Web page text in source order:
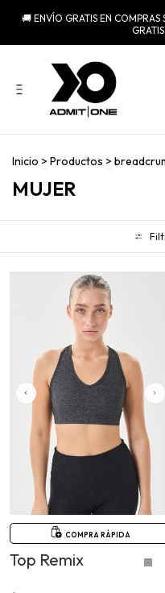
GIFTCARDS ONLINE |
MUJER
COMPRA RÁPIDA
Top Remix